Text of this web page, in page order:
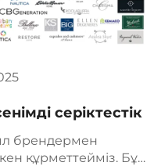
серіктестік
брендермен
құрметтейміз. Бұл